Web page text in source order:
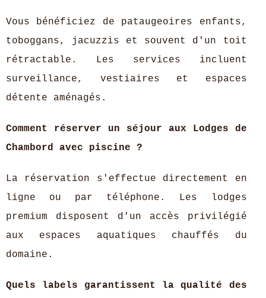
Vous bénéficiez de pataugeoires enfants,
toboggans, jacuzzis et souvent d'un toit
rétractable. Les services incluent
surveillance, vestiaires et espaces
détente aménagés.
Comment réserver un séjour aux Lodges de
Chambord avec piscine ?
La réservation s'effectue directement en
ligne ou par téléphone. Les lodges
premium disposent d'un accès privilégié
aux espaces aquatiques chauffés du
domaine.
Quels labels garantissent la qualité des